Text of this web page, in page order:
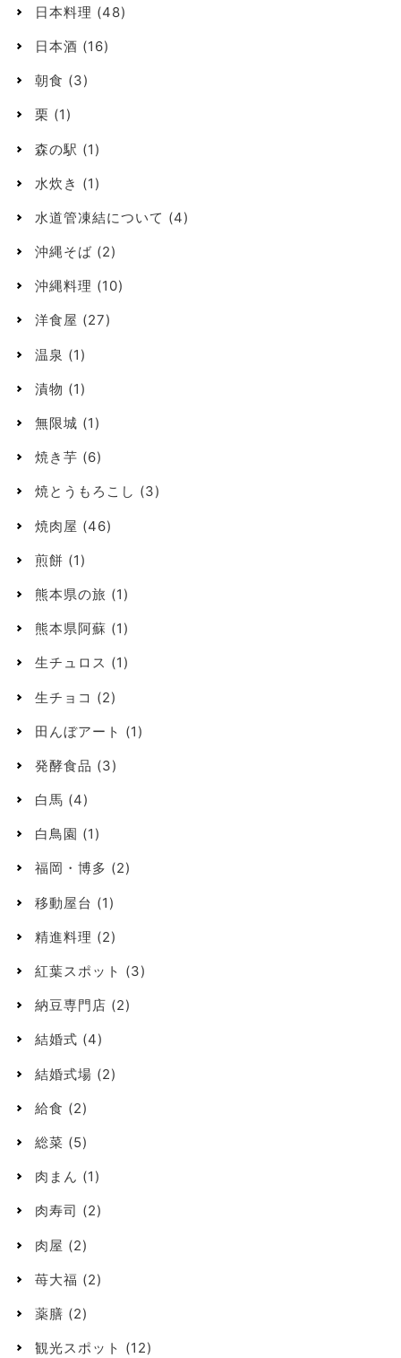
日本料理 (48)
日本酒 (16)
朝食 (3)
栗 (1)
森の駅 (1)
水炊き (1)
水道管凍結について (4)
沖縄そば (2)
沖縄料理 (10)
洋食屋 (27)
温泉 (1)
漬物 (1)
無限城 (1)
焼き芋 (6)
焼とうもろこし (3)
焼肉屋 (46)
煎餅 (1)
熊本県の旅 (1)
熊本県阿蘇 (1)
生チュロス (1)
生チョコ (2)
田んぼアート (1)
発酵食品 (3)
白馬 (4)
白鳥園 (1)
福岡・博多 (2)
移動屋台 (1)
精進料理 (2)
紅葉スポット (3)
納豆専門店 (2)
結婚式 (4)
結婚式場 (2)
給食 (2)
総菜 (5)
肉まん (1)
肉寿司 (2)
肉屋 (2)
苺大福 (2)
薬膳 (2)
観光スポット (12)